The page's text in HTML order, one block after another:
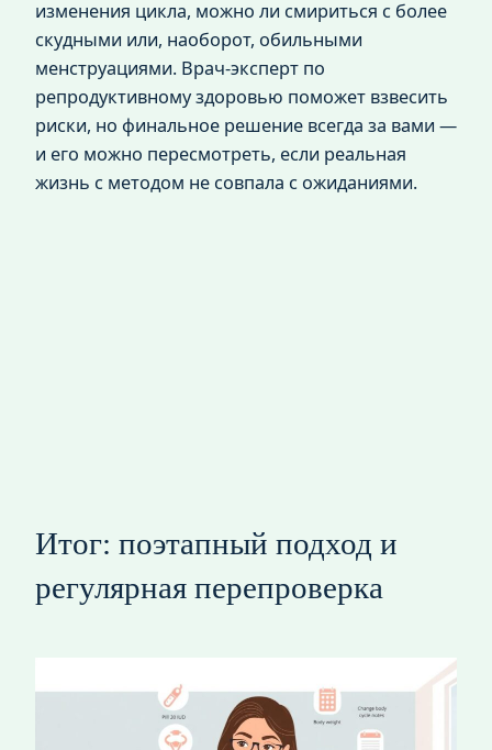
изменения цикла, можно ли смириться с более
скудными или, наоборот, обильными
менструациями. Врач-эксперт по
репродуктивному здоровью поможет взвесить
риски, но финальное решение всегда за вами —
и его можно пересмотреть, если реальная
жизнь с методом не совпала с ожиданиями.
Итог: поэтапный подход и
регулярная перепроверка